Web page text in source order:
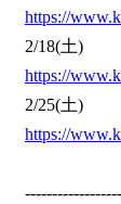
https://
2/18(土)
https://
2/25(土)
https://